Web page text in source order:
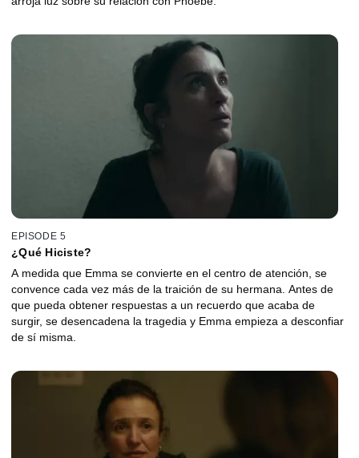
EPISODE 5
¿Qué Hiciste?
A medida que Emma se convierte en el centro de atención, se
convence cada vez más de la traición de su hermana. Antes de
que pueda obtener respuestas a un recuerdo que acaba de
surgir, se desencadena la tragedia y Emma empieza a desconfiar
de sí misma.